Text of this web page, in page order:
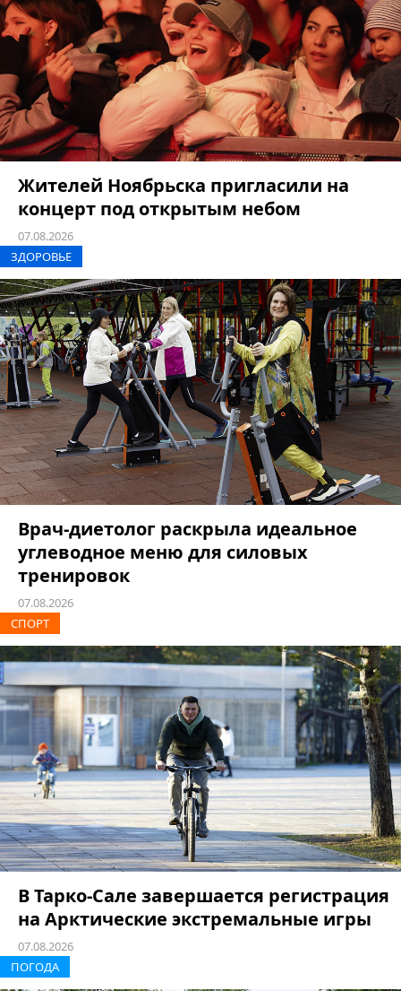
Жителей Ноябрьска пригласили на
концерт под открытым небом
07.08.2026
ЗДОРОВЬЕ
Врач-диетолог раскрыла идеальное
углеводное меню для силовых
тренировок
07.08.2026
СПОРТ
В Тарко-Сале завершается регистрация
на Арктические экстремальные игры
07.08.2026
ПОГОДА